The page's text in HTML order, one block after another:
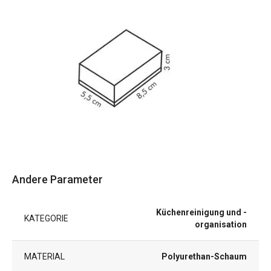
Andere Parameter
KATEGORIE
Küchenreinigung und -
organisation
MATERIAL Polyurethan-Schaum